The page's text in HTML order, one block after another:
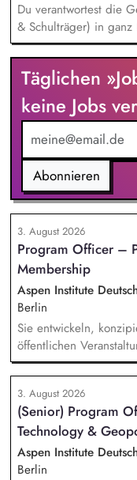
Du verantwortest die
& Schulträger) in
Leadgenerierung bis
du sowohl mit selbst
qualifizierten
Zyklus von rund zwei
uns auf Messen,
Bildungsbereich und
Deutschland zu
Täglichen
keine Jobs
Abonnieren
3. August 2026
Program Officer –
Membership
Aspen Institute
Berlin
Sie entwickeln,
öffentlichen
Roundtables, Deep
Chats bis hin zu
Summer Party, der
Themen und gewinnen
Medien und
3. August 2026
(Senior) Program
Technology &
Aspen Institute
Berlin